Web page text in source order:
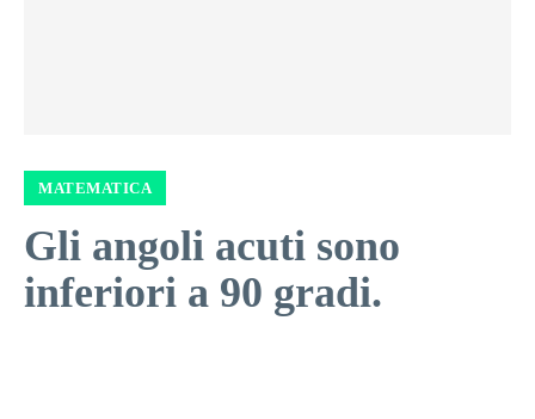
MATEMATICA
Gli angoli acuti sono
inferiori a 90 gradi.